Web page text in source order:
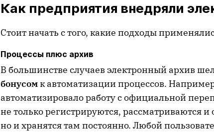
Как предприятия внедряли
Стоит начать с того, какие подходы
Процессы плюс архив
В большинстве случаев электронный архив
бонусомк автоматизации процессов.
автоматизировало работу с официальной
не только регистрируются, рассматриваются
но и хранятся там постоянно. Любой